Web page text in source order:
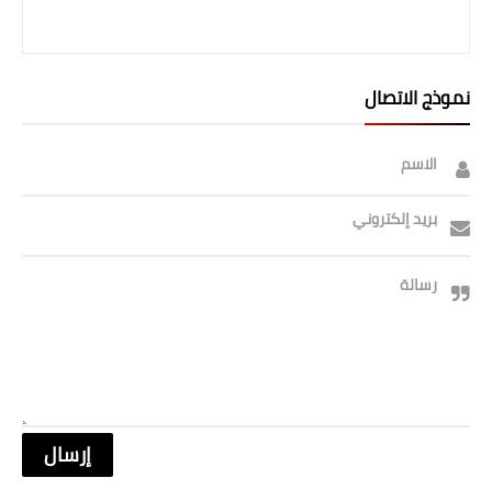
نموذج الاتصال
الاسم
بريد إلكتروني
رسالة